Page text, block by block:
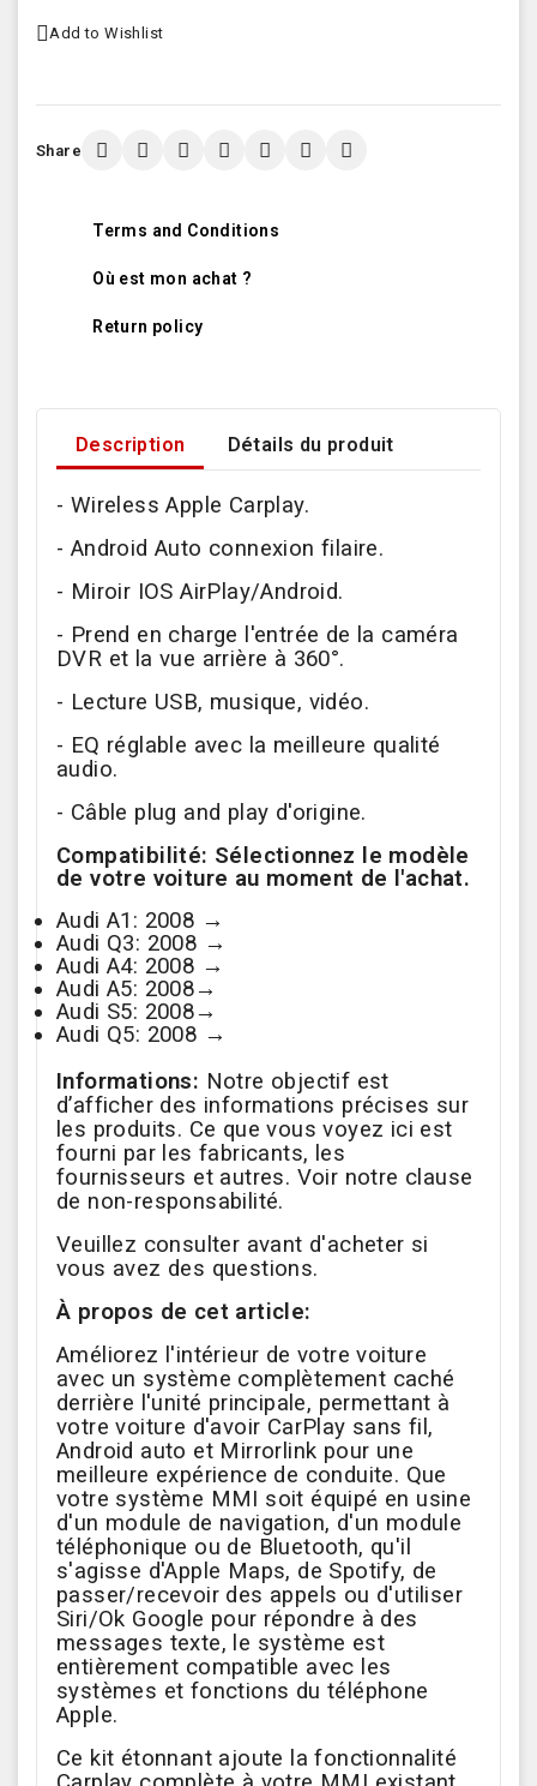
Add to Wishlist
Share
Terms and Conditions
Où est mon achat ?
Return policy
Description Détails du produit
- Wireless Apple Carplay.
- Android Auto connexion filaire.
- Miroir IOS AirPlay/Android.
- Prend en charge l'entrée de la caméra
DVR et la vue arrière à 360°.
- Lecture USB, musique, vidéo.
- EQ réglable avec la meilleure qualité
audio.
- Câble plug and play d'origine.
Compatibilité: Sélectionnez le modèle
de votre voiture au moment de l'achat.
Audi A1: 2008 →
Audi Q3: 2008 →
Audi A4: 2008 →
Audi A5: 2008→
Audi S5: 2008→
Audi Q5: 2008 →
Informations: Notre objectif est
d’afficher des informations précises sur
les produits. Ce que vous voyez ici est
fourni par les fabricants, les
fournisseurs et autres. Voir notre clause
de non-responsabilité.
Veuillez consulter avant d'acheter si
vous avez des questions.
À propos de cet article:
Améliorez l'intérieur de votre voiture
avec un système complètement caché
derrière l'unité principale, permettant à
votre voiture d'avoir CarPlay sans fil,
Android auto et Mirrorlink pour une
meilleure expérience de conduite. Que
votre système MMI soit équipé en usine
d'un module de navigation, d'un module
téléphonique ou de Bluetooth, qu'il
s'agisse d'Apple Maps, de Spotify, de
passer/recevoir des appels ou d'utiliser
Siri/Ok Google pour répondre à des
messages texte, le système est
entièrement compatible avec les
systèmes et fonctions du téléphone
Apple.
Ce kit étonnant ajoute la fonctionnalité